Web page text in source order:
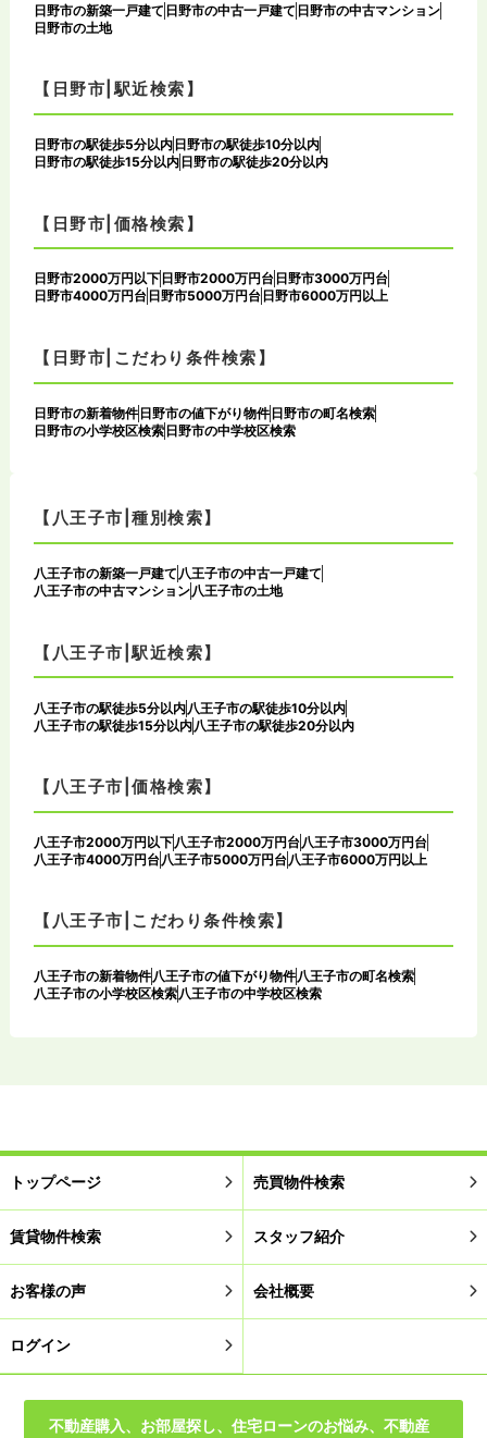
日野市の新築一戸建て 日野市の中古一戸建て 日野市の中古マンション
日野市の土地
【日野市|駅近検索】
日野市の駅徒歩5分以内 日野市の駅徒歩10分以内
日野市の駅徒歩15分以内 日野市の駅徒歩20分以内
【日野市|価格検索】
日野市2000万円以下 日野市2000万円台 日野市3000万円台
日野市4000万円台 日野市5000万円台 日野市6000万円以上
【日野市|こだわり条件検索】
日野市の新着物件 日野市の値下がり物件 日野市の町名検索
日野市の小学校区検索 日野市の中学校区検索
【八王子市|種別検索】
八王子市の新築一戸建て 八王子市の中古一戸建て
八王子市の中古マンション八王子市の土地
【八王子市|駅近検索】
八王子市の駅徒歩5分以内 八王子市の駅徒歩10分以内
八王子市の駅徒歩15分以内 八王子市の駅徒歩20分以内
【八王子市|価格検索】
八王子市2000万円以下 八王子市2000万円台 八王子市3000万円台
八王子市4000万円台 八王子市5000万円台 八王子市6000万円以上
【八王子市|こだわり条件検索】
八王子市の新着物件八王子市の値下がり物件八王子市の町名検索
八王子市の小学校区検索八王子市の中学校区検索
トップページ 売買物件検索
賃貸物件検索 スタッフ紹介
お客様の声 会社概要
ログイン
不動産購入、お部屋探し、住宅ローンのお悩み、不動産